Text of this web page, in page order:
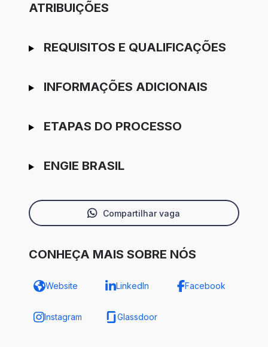
ATRIBUIÇÕES
REQUISITOS E QUALIFICAÇÕES
INFORMAÇÕES ADICIONAIS
ETAPAS DO PROCESSO
ENGIE BRASIL
Compartilhar vaga
CONHEÇA MAIS SOBRE NÓS
Website LinkedIn Facebook
Instagram Glassdoor